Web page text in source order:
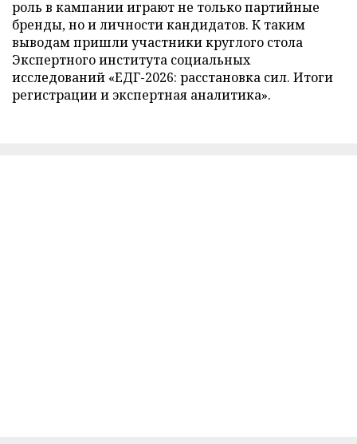
роль в кампании играют не только партийные
бренды, но и личности кандидатов. К таким
выводам пришли участники круглого стола
Экспертного института социальных
исследований «ЕДГ-2026: расстановка сил. Итоги
регистрации и экспертная аналитика».